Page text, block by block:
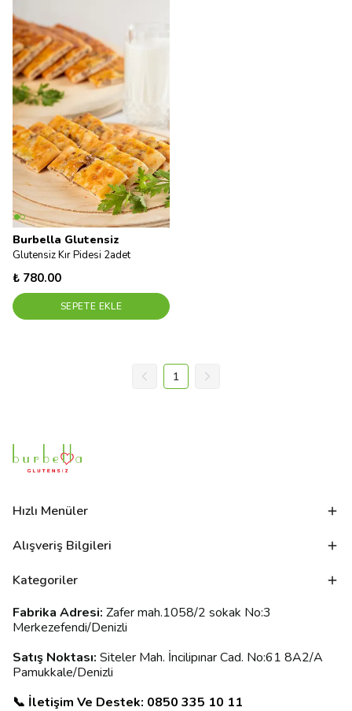
Burbella Glutensiz
Glutensiz Kır Pidesi 2adet
₺ 780.00
SEPETE EKLE
1
Hızlı Menüler
Alışveriş Bilgileri
Kategoriler
Fabrika Adresi: Zafer mah.1058/2 sokak No:3
Merkezefendi/Denizli
Satış Noktası: Siteler Mah. İncilipınar Cad. No:61 8A2/A
Pamukkale/Denizli
📞 İletişim Ve Destek: 0850 335 10 11